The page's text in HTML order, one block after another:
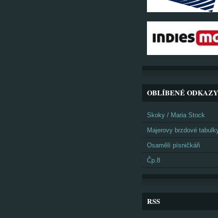
OBLÍBENÉ ODKAZY
Skoky / Maria Stock
Majerovy brzdové
Osamělí písničkáři
Čp.8
RSS